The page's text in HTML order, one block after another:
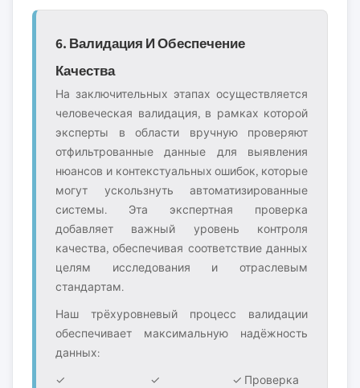
6. Валидация И Обеспечение
Качества
На заключительных этапах осуществляется
человеческая валидация, в рамках которой
эксперты в области вручную проверяют
отфильтрованные данные для выявления
нюансов и контекстуальных ошибок, которые
могут ускользнуть автоматизированные
системы. Эта экспертная проверка
добавляет важный уровень контроля
качества, обеспечивая соответствие данных
целям исследования и отраслевым
стандартам.
Наш трёхуровневый процесс валидации
обеспечивает максимальную надёжность
данных:
✓
✓
✓ Проверка